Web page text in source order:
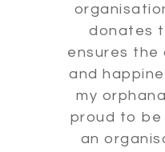
donates
ensures the
and
my
proud to be
an